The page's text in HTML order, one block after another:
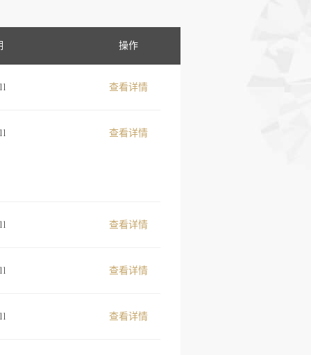
操作
查看详情
查看详情
查看详情
查看详情
查看详情